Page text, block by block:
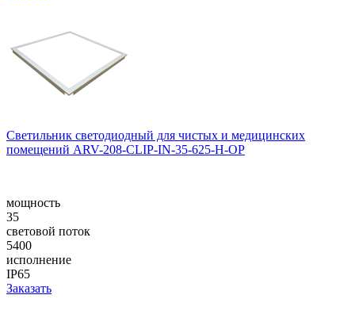
Светильник светодиодный для чистых и медицинских
помещений ARV-208-CLIP-IN-35-625-H-OP
мощность
35
световой поток
5400
исполнение
IP65
Заказать